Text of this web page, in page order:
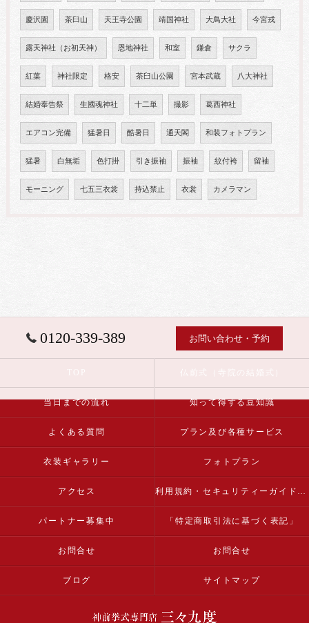
慶沢園 茶臼山 天王寺公園 靖国神社 大鳥大社 今宮戎
露天神社（お初天神） 恩地神社 和室 鎌倉 サクラ
紅葉 神社限定 格安 茶臼山公園 宮本武蔵 八大神社
結婚奉告祭 生國魂神社 十二単 撮影 葛西神社
エアコン完備 猛暑日 酷暑日 通天閣 和装フォトプラン
猛暑 白無垢 色打掛 引き振袖 振袖 紋付袴 留袖
モーニング 七五三衣裳 持込禁止 衣裳 カメラマン
0120-339-389 お問い合わせ・予約
当日までの流れ 知って得する豆知識
よくある質問 プラン及び各種サービス
衣装ギャラリー フォトプラン
アクセス 利用規約・セキュリティーガイドライン
パートナー募集中 「特定商取引法に基づく表記」
お問合せ お問合せ
ブログ サイトマップ